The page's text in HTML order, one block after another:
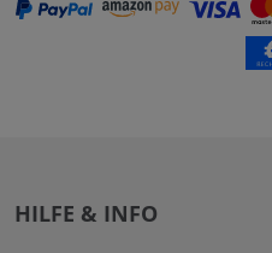
HILFE & INFO